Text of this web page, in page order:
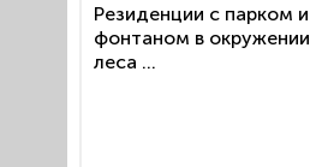
Резиденции с парком и
фонтаном в окружении
леса ...